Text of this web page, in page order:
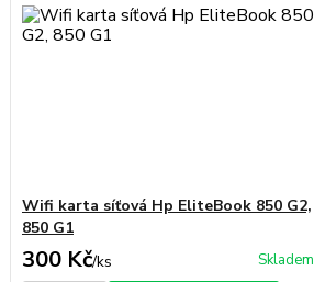
Wifi karta síťová Hp EliteBook 850 G2,
850 G1
300 Kč/ks Skladem